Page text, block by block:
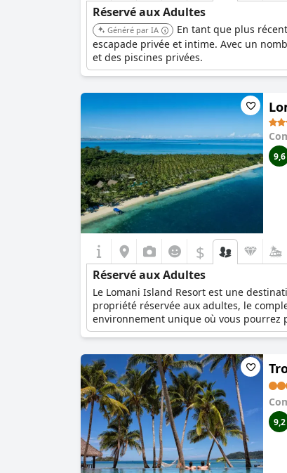
Réservé aux Adultes
Généré par IA
En tant que plus
escapade privée et intime. Avec un
et des piscines privées.
9,6
$
Réservé aux Adultes
Le Lomani Island Resort est une
propriété réservée aux adultes, le
environnement unique où vous pourrez
9,2